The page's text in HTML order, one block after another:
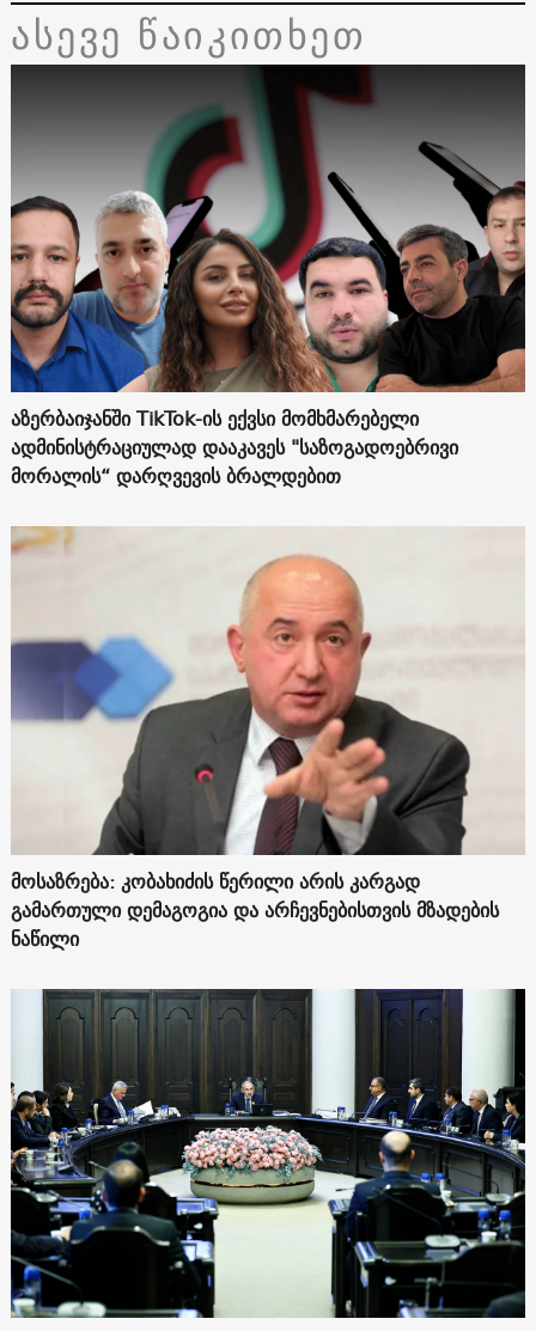
ასევე წაიკითხეთ
აზერბაიჯანში TikTok-ის ექვსი მომხმარებელი
ადმინისტრაციულად დააკავეს "საზოგადოებრივი
მორალის“ დარღვევის ბრალდებით
მოსაზრება: კობახიძის წერილი არის კარგად
გამართული დემაგოგია და არჩევნებისთვის მზადების
ნაწილი